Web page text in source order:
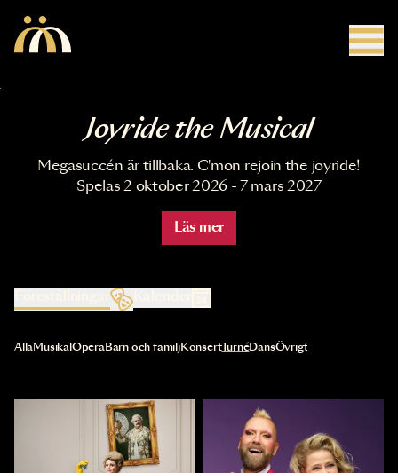
Joyride the Musical
Megasuccén är tillbaka. C'mon rejoin the joyride!
Spelas 2 oktober 2026 - 7 mars 2027
Läs mer
Kalender
Val av kategori uppdaterar innehållet automatiskt
AllaMusikal OperaBarn och familjKonsertTurnéDansÖvrigt